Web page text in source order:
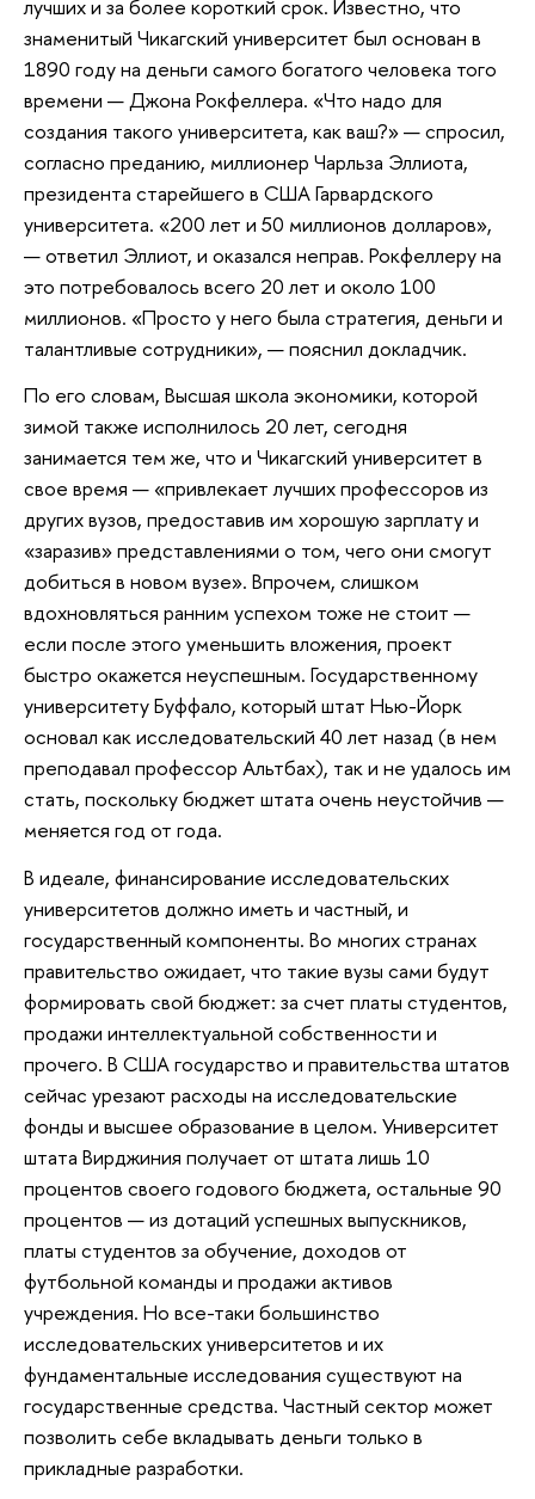
лучших и за более короткий срок. Известно, что
знаменитый Чикагский университет был основан в
1890 году на деньги самого богатого человека того
времени — Джона Рокфеллера. «Что надо для
создания такого университета, как ваш?» — спросил,
согласно преданию, миллионер Чарльза Эллиота,
президента старейшего в США Гарвардского
университета. «200 лет и 50 миллионов долларов»,
— ответил Эллиот, и оказался неправ. Рокфеллеру на
это потребовалось всего 20 лет и около 100
миллионов. «Просто у него была стратегия, деньги и
талантливые сотрудники», — пояснил докладчик.
По его словам, Высшая школа экономики, которой
зимой также исполнилось 20 лет, сегодня
занимается тем же, что и Чикагский университет в
свое время — «привлекает лучших профессоров из
других вузов, предоставив им хорошую зарплату и
«заразив» представлениями о том, чего они смогут
добиться в новом вузе». Впрочем, слишком
вдохновляться ранним успехом тоже не стоит —
если после этого уменьшить вложения, проект
быстро окажется неуспешным. Государственному
университету Буффало, который штат Нью-Йорк
основал как исследовательский 40 лет назад (в нем
преподавал профессор Альтбах), так и не удалось им
стать, поскольку бюджет штата очень неустойчив —
меняется год от года.
В идеале, финансирование исследовательских
университетов должно иметь и частный, и
государственный компоненты. Во многих странах
правительство ожидает, что такие вузы сами будут
формировать свой бюджет: за счет платы студентов,
продажи интеллектуальной собственности и
прочего. В США государство и правительства штатов
сейчас урезают расходы на исследовательские
фонды и высшее образование в целом. Университет
штата Вирджиния получает от штата лишь 10
процентов своего годового бюджета, остальные 90
процентов — из дотаций успешных выпускников,
платы студентов за обучение, доходов от
футбольной команды и продажи активов
учреждения. Но все-таки большинство
исследовательских университетов и их
фундаментальные исследования существуют на
государственные средства. Частный сектор может
позволить себе вкладывать деньги только в
прикладные разработки.